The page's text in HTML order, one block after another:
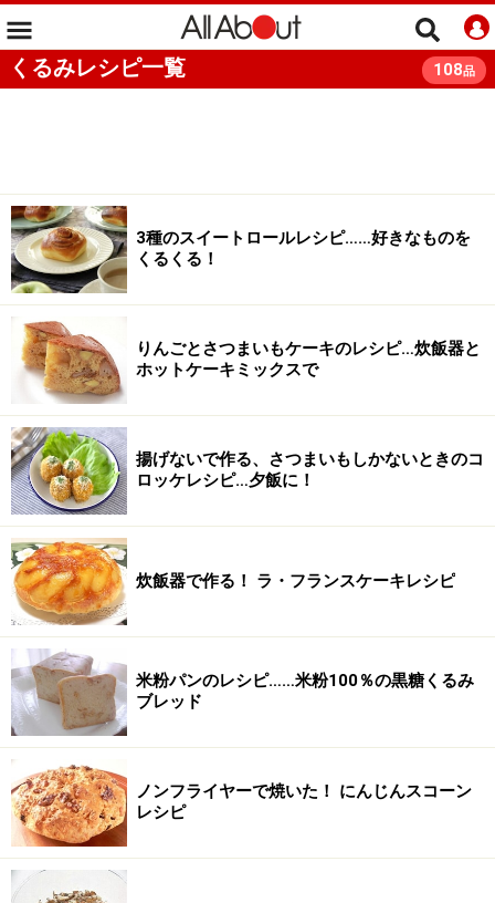
くるみレシピ一覧 108品
3種のスイートロールレシピ……好きなものを
くるくる！
りんごとさつまいもケーキのレシピ…炊飯器と
ホットケーキミックスで
揚げないで作る、さつまいもしかないときのコ
ロッケレシピ…夕飯に！
炊飯器で作る！ ラ・フランスケーキレシピ
米粉パンのレシピ……米粉100％の黒糖くるみ
ブレッド
ノンフライヤーで焼いた！ にんじんスコーン
レシピ